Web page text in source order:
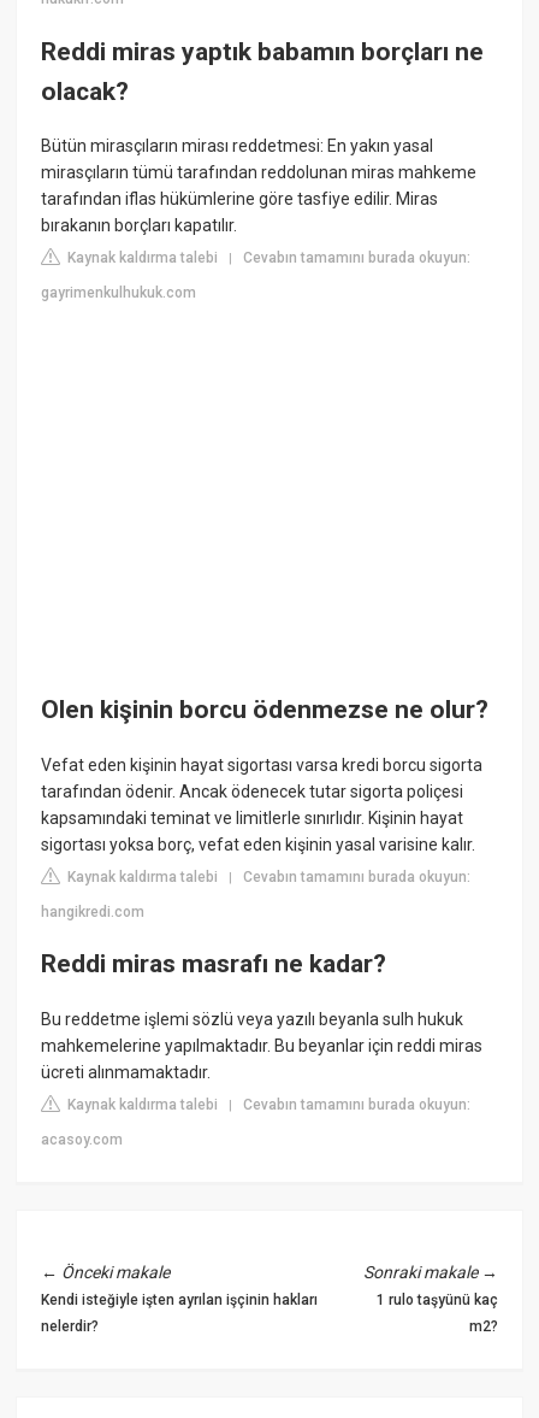
Reddi miras yaptık babamın borçları ne
olacak?
Bütün mirasçıların mirası reddetmesi: En yakın yasal
mirasçıların tümü tarafından reddolunan miras mahkeme
tarafından iflas hükümlerine göre tasfiye edilir. Miras
bırakanın borçları kapatılır.
Kaynak kaldırma talebi |Cevabın tamamını burada okuyun:
gayrimenkulhukuk.com
Olen kişinin borcu ödenmezse ne olur?
Vefat eden kişinin hayat sigortası varsa kredi borcu sigorta
tarafından ödenir. Ancak ödenecek tutar sigorta poliçesi
kapsamındaki teminat ve limitlerle sınırlıdır. Kişinin hayat
sigortası yoksa borç, vefat eden kişinin yasal varisine kalır.
Kaynak kaldırma talebi |Cevabın tamamını burada okuyun:
hangikredi.com
Reddi miras masrafı ne kadar?
Bu reddetme işlemi sözlü veya yazılı beyanla sulh hukuk
mahkemelerine yapılmaktadır. Bu beyanlar için reddi miras
ücreti alınmamaktadır.
Kaynak kaldırma talebi |Cevabın tamamını burada okuyun:
acasoy.com
← Önceki makale
Kendi isteğiyle işten ayrılan işçinin hakları
nelerdir?
Sonraki makale→
1 rulo taşyünü kaç
m2?